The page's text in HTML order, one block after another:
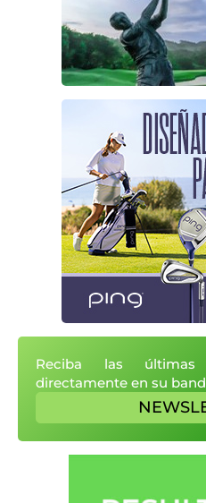
Reciba las
directamente en su